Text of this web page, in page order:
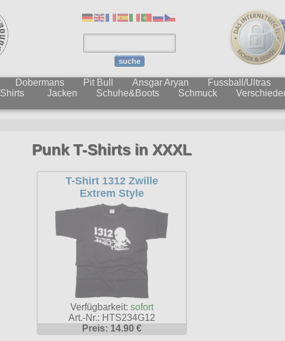
suche
Dobermans Pit Bull Ansgar Aryan Fussball/Ultras
Shirts Jacken Schuhe&Boots Schmuck
Punk T-Shirts in XXXL
T-Shirt 1312 Zwille
Extrem Style
Verfügbarkeit: sofort
Art.-Nr.: HTS234G12
Preis: 14.90 €